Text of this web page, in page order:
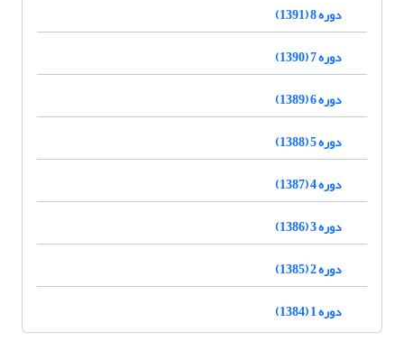
دوره 8 (1391)
دوره 7 (1390)
دوره 6 (1389)
دوره 5 (1388)
دوره 4 (1387)
دوره 3 (1386)
دوره 2 (1385)
دوره 1 (1384)